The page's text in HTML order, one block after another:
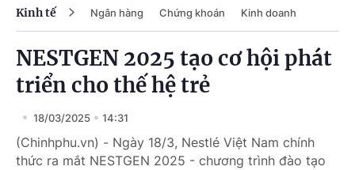
Kinh tế Ngân hàng Chứng khoán Kinh doanh
NESTGEN 2025 tạo cơ hội phát
triển cho thế hệ trẻ
18/03/2025 14:31
(Chinhphu.vn) - Ngày 18/3, Nestlé Việt Nam chính
thức ra mắt NESTGEN 2025 - chương trình đào tạo